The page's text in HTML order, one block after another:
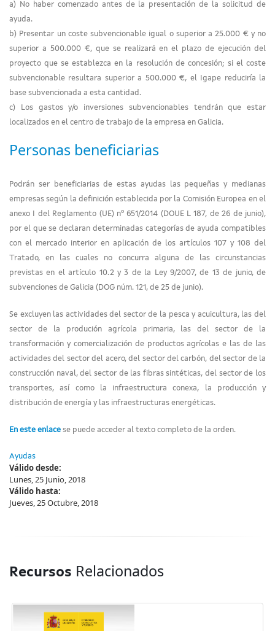
a) No haber comenzado antes de la presentación de la solicitud de
ayuda.
b) Presentar un coste subvencionable igual o superior a 25.000 € y no
superior a 500.000 €, que se realizará en el plazo de ejecución del
proyecto que se establezca en la resolución de concesión; si el coste
subvencionable resultara superior a 500.000 €, el Igape reduciría la
base subvencionada a esta cantidad.
c) Los gastos y/o inversiones subvencionables tendrán que estar
localizados en el centro de trabajo de la empresa en Galicia.
Personas beneficiarias
Podrán ser beneficiarias de estas ayudas las pequeñas y medianas
empresas según la definición establecida por la Comisión Europea en el
anexo I del Reglamento (UE) nº 651/2014 (DOUE L 187, de 26 de junio),
por el que se declaran determinadas categorías de ayuda compatibles
con el mercado interior en aplicación de los artículos 107 y 108 del
Tratado, en las cuales no concurra alguna de las circunstancias
previstas en el artículo 10.2 y 3 de la Ley 9/2007, de 13 de junio, de
subvenciones de Galicia (DOG núm. 121, de 25 de junio).
Se excluyen las actividades del sector de la pesca y acuicultura, las del
sector de la produción agrícola primaria, las del sector de la
transformación y comercialización de productos agrícolas e las de las
actividades del sector del acero, del sector del carbón, del sector de la
construcción naval, del sector de las fibras sintéticas, del sector de los
transportes, así como la infraestructura conexa, la producción y
distribución de energía y las infraestructuras energéticas.
En este enlace se puede acceder al texto completo de la orden.
Ayudas
Válido desde:
Lunes, 25 Junio, 2018
Válido hasta:
Jueves, 25 Octubre, 2018
Recursos Relacionados